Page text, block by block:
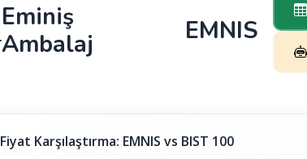
Eminiş
Ambalaj
EMNIS
Fiyat Karşılaştırma: EMNIS vs BIST 100